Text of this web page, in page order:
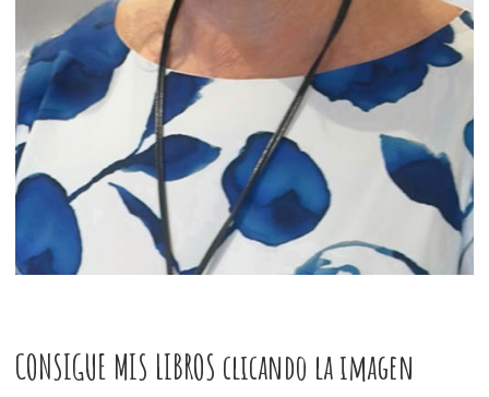
CONSIGUE MIS LIBROS clicando la imagen